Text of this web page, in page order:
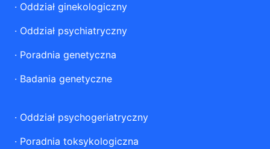
· Oddział ginekologiczny
· Oddział psychiatryczny
· Poradnia genetyczna
· Badania genetyczne
· Oddział psychogeriatryczny
· Poradnia toksykologiczna